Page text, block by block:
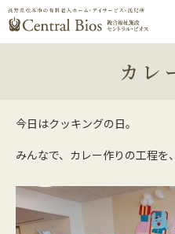
カレ
今日はクッキングの日。
みんなで、カレー作りの工程を